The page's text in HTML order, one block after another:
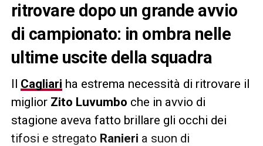
ritrovare dopo un grande avvio
di campionato: in ombra nelle
ultime uscite della squadra
Il Cagliari ha estrema necessità di ritrovare il
miglior Zito Luvumbo che in avvio di
stagione aveva fatto brillare gli occhi dei
tifosi e stregato Ranieri a suon di